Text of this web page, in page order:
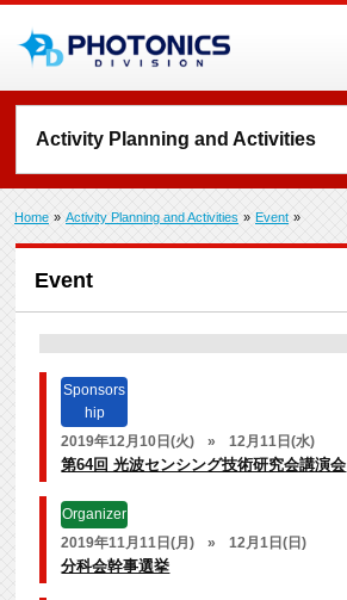
Activity Planning and Activities
Home » Activity Planning and Activities » Event »
Event
Sponsors
hip
2019年12月10日(火)
» 12月11日(水)
第64回 光波センシング技術研究会講演会
Organizer
2019年11月11日(月)
» 12月1日(日)
分科会幹事選挙